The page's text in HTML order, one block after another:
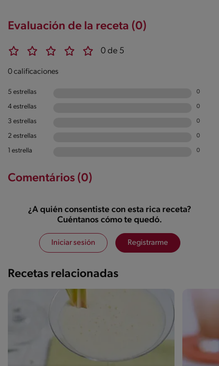
Evaluación de la receta (0)
0 de 5
0 calificaciones
5 estrellas 0
4 estrellas 0
3 estrellas 0
2 estrellas 0
1 estrella 0
Comentários (0)
¿A quién consentiste con esta rica receta?
Cuéntanos cómo te quedó.
Iniciar sesión Registrarme
Recetas relacionadas